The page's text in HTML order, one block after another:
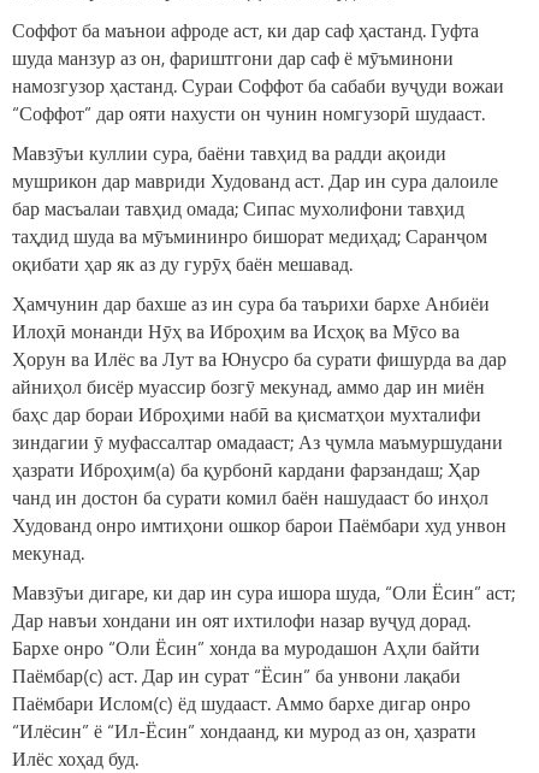
Соффот ба маънои афроде аст, ки дар саф ҳастанд. Гуфта
шуда манзур аз он, фариштгони дар саф ё мӯъминони
намозгузор ҳастанд. Сураи Соффот ба сабаби вуҷуди вожаи
“Соффот” дар ояти нахусти он чунин номгузорӣ шудааст.
Мавзӯъи куллии сура, баёни тавҳид ва радди ақоиди
мушрикон дар мавриди Худованд аст. Дар ин сура далоиле
бар масъалаи тавҳид омада; Сипас мухолифони тавҳид
таҳдид шуда ва мӯъмининро бишорат медиҳад; Саранҷом
оқибати ҳар як аз ду гурӯҳ баён мешавад.
Ҳамчунин дар бахше аз ин сура ба таърихи бархе Анбиёи
Илоҳӣ монанди Нӯҳ ва Иброҳим ва Исҳоқ ва Мӯсо ва
Ҳорун ва Илёс ва Лут ва Юнусро ба сурати фишурда ва дар
айниҳол бисёр муассир бозгӯ мекунад, аммо дар ин миён
баҳс дар бораи Иброҳими набӣ ва қисматҳои мухталифи
зиндагии ӯ муфассалтар омадааст; Аз ҷумла маъмуршудани
ҳазрати Иброҳим(а) ба қурбонӣ кардани фарзандаш; Ҳар
чанд ин достон ба сурати комил баён нашудааст бо инҳол
Худованд онро имтиҳони ошкор барои Паёмбари худ унвон
мекунад.
Мавзӯъи дигаре, ки дар ин сура ишора шуда, “Оли Ёсин” аст;
Дар навъи хондани ин оят ихтилофи назар вуҷуд дорад.
Бархе онро “Оли Ёсин” хонда ва муродашон Аҳли байти
Паёмбар(с) аст. Дар ин сурат “Ёсин” ба унвони лақаби
Паёмбари Ислом(с) ёд шудааст. Аммо бархе дигар онро
“Илёсин” ё “Ил-Ёсин” хондаанд, ки мурод аз он, ҳазрати
Илёс хоҳад буд.